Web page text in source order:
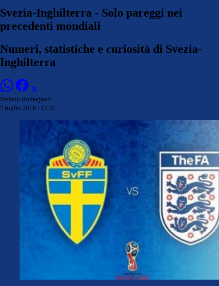
Svezia-Inghilterra - Solo pareggi nei
precedenti mondiali
Numeri, statistiche e curiosità di Svezia-
Inghilterra
Stefano Romagnoli
7 luglio 2018 - 11:31